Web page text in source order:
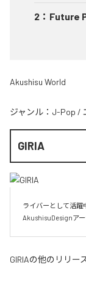
2 ： Future
Akushisu World
ジャンル： J-Pop /
GIRIA
ライバーとして活躍
AkushisuDesignアー
GIRIAの他のリリー